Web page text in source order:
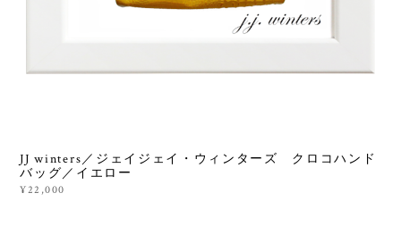
JJ winters／ジェイジェイ・ウィンターズ クロコハンド
バッグ／イエロー
¥22,000